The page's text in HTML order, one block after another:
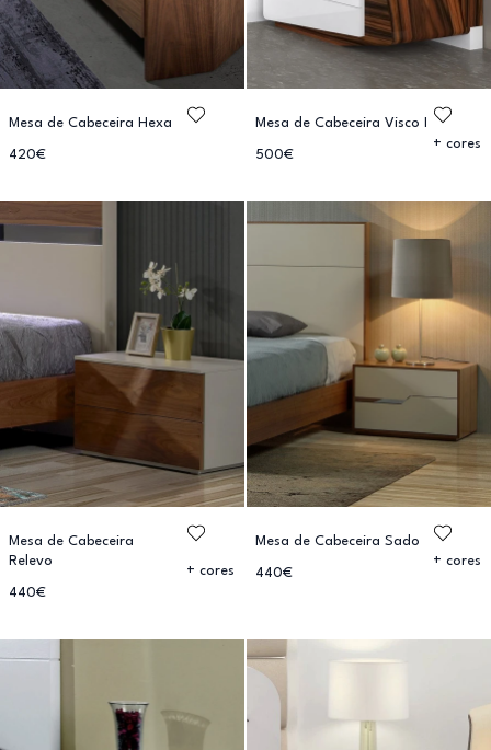
Mesa de Cabeceira Hexa
420€
Mesa de Cabeceira Visco I
500€
+ cores
Mesa de Cabeceira
Relevo
440€
+ cores
Mesa de Cabeceira Sado
440€
+ cores